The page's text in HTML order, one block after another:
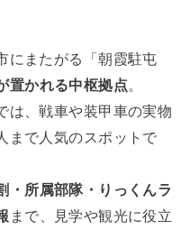
にまたがる「朝霞駐屯
置かれる中枢拠点。
は、戦車や装甲車の実物
まで人気のスポットで
・所属部隊・りっくんラ
まで、見学や観光に役立